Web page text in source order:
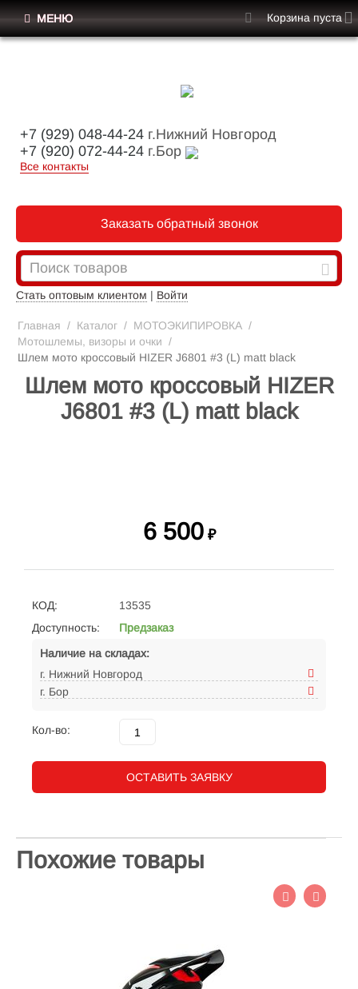
+7 (929) 048-44-24 г.Нижний Новгород
+7 (920) 072-44-24 г.Бор
Все контакты
Заказать обратный звонок
Стать оптовым клиентом | Войти
МЕНЮ Корзина пуста
Главная / Каталог / МОТОЭКИПИРОВКА /
Мотошлемы, визоры и очки /
Шлем мото кроссовый HIZER J6801 #3 (L) matt black
Шлем мото кроссовый HIZER
J6801 #3 (L) matt black
6 500 ₽
КОД:
13535
Доступность:
Предзаказ
Наличие на складах:
г. Нижний Новгород
г. Бор
Кол-во:
ОСТАВИТЬ ЗАЯВКУ
Похожие товары